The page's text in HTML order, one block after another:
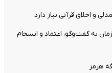
و اخلاق قرآنی نیاز دارد
به گفت‌وگو، اعتماد و انسجام
هرمز